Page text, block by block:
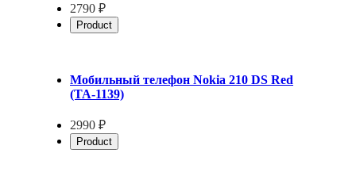
2790 ₽
Product
Мобильный телефон Nokia 210 DS Red
(TA-1139)
2990 ₽
Product